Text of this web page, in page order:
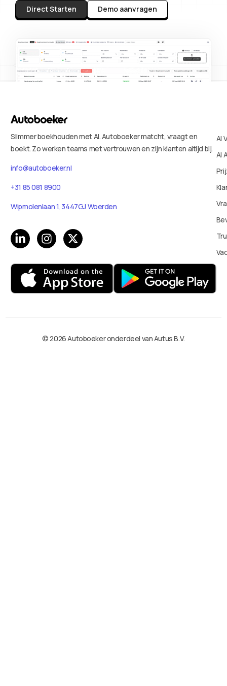
Direct Starten Demo aanvragen
Slimmer boekhouden met AI. Autoboeker matcht, vraagt en
boekt. Zo werken teams met vertrouwen en zijn klanten altijd bij.
info@autoboeker.nl
+31 85 081 8900
Wipmolenlaan 1, 3447GJ Woerden
AI
AI
© 2026 Autoboeker onderdeel van Autus B.V.